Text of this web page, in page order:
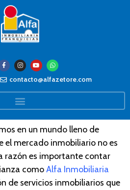
contacto@alfazetore.com
límites de una
tradicional
México
en un mundo lleno de
el mercado inmobiliario no es
razón es importante contar
comoAlfa Inmobiliaria
de servicios inmobiliarios que